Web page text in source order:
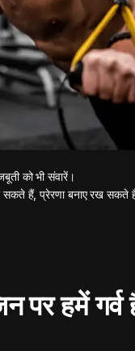
को भी संवारें।
हैं, प्रेरणा बनाए रख सकते हैं
पर हमें गर्व